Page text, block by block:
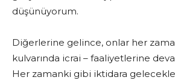
düşünüyorum.
Diğerlerine gelince, onlar her
kulvarında icrai – faaliyetlerine
Her zamanki gibi iktidara